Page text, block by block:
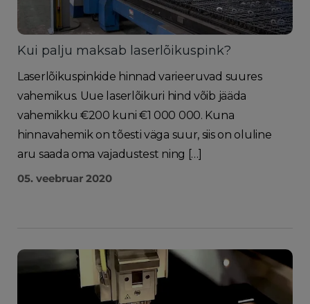
Kui palju maksab laserlõikuspink?
Laserlõikuspinkide hinnad varieeruvad suures
vahemikus. Uue laserlõikuri hind võib jääda
vahemikku €200 kuni €1 000 000. Kuna
hinnavahemik on tõesti väga suur, siis on oluline
aru saada oma vajadustest ning […]
05. veebruar 2020